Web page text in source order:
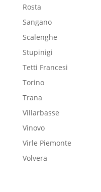
Rosta
Sangano
Scalenghe
Stupinigi
Tetti Francesi
Torino
Trana
Villarbasse
Vinovo
Virle Piemonte
Volvera